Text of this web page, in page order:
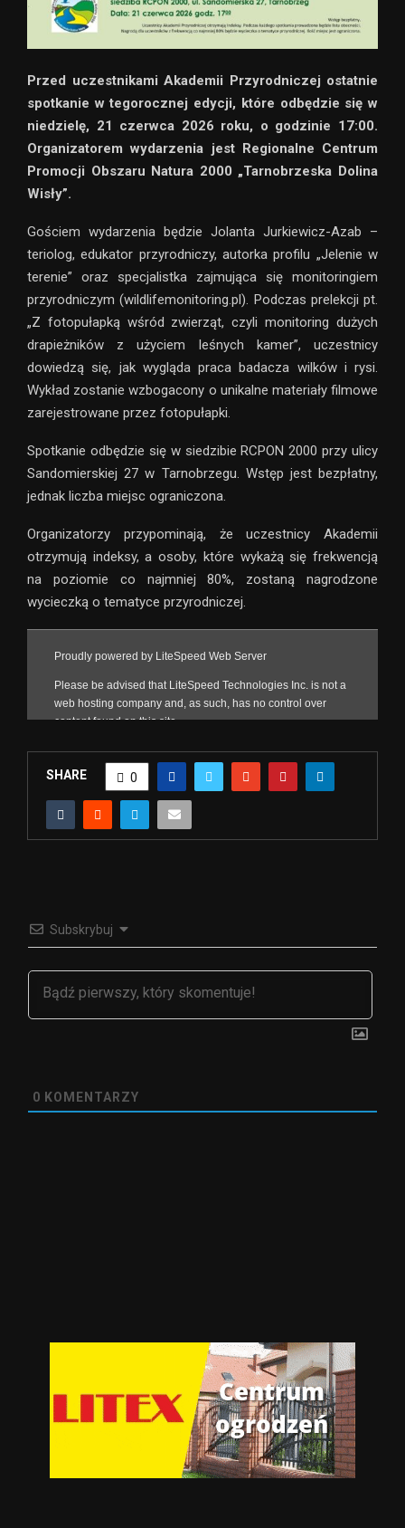
Przed uczestnikami Akademii Przyrodniczej ostatnie
spotkanie w tegorocznej edycji, które odbędzie się w
niedzielę, 21 czerwca 2026 roku, o godzinie 17:00.
Organizatorem wydarzenia jest Regionalne Centrum
Promocji Obszaru Natura 2000 „Tarnobrzeska Dolina
Wisły”.
Gościem wydarzenia będzie Jolanta Jurkiewicz-Azab –
teriolog, edukator przyrodniczy, autorka profilu „Jelenie w
terenie” oraz specjalistka zajmująca się monitoringiem
przyrodniczym (wildlifemonitoring.pl). Podczas prelekcji pt.
„Z fotopułapką wśród zwierząt, czyli monitoring dużych
drapieżników z użyciem leśnych kamer”, uczestnicy
dowiedzą się, jak wygląda praca badacza wilków i rysi.
Wykład zostanie wzbogacony o unikalne materiały filmowe
zarejestrowane przez fotopułapki.
Spotkanie odbędzie się w siedzibie RCPON 2000 przy ulicy
Sandomierskiej 27 w Tarnobrzegu. Wstęp jest bezpłatny,
jednak liczba miejsc ograniczona.
Organizatorzy przypominają, że uczestnicy Akademii
otrzymują indeksy, a osoby, które wykażą się frekwencją
na poziomie co najmniej 80%, zostaną nagrodzone
wycieczką o tematyce przyrodniczej.
SHARE 0
Subskrybuj
0 KOMENTARZY